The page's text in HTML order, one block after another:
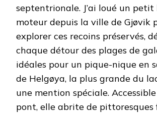
septentrionale. J’ai loué un
moteur depuis la ville de Gjøvik
explorer ces recoins préservés,
chaque détour des plages de
idéales pour un pique-nique en
de Helgøya, la plus grande du
une mention spéciale.
pont, elle abrite de pittoresques